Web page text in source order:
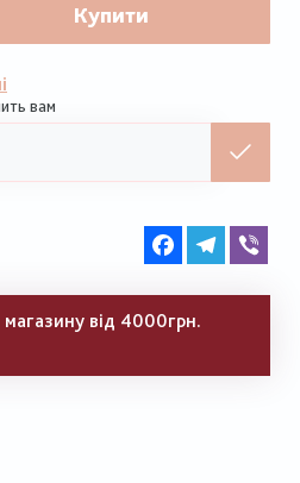
Купити
вам
FacebookTelegram
від 4000грн.